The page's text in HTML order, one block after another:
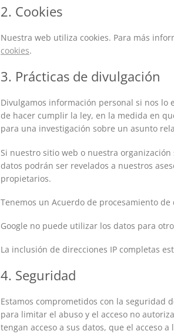
2. Cookies
Nuestra web utiliza cookies. Para más
cookies.
3. Prácticas de divulgación
Divulgamos información personal si nos
de hacer cumplir la ley, en la medida en
para una investigación sobre un asunto
Si nuestro sitio web o nuestra
datos podrán ser revelados a nuestros
propietarios.
Tenemos un Acuerdo de procesamiento de
Google no puede utilizar los datos para
La inclusión de direcciones IP completas
4. Seguridad
Estamos comprometidos con la seguridad
para limitar el abuso y el acceso no
tengan acceso a sus datos, que el acceso